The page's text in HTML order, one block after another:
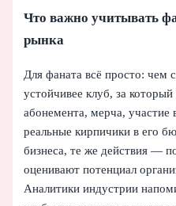
Что важно учитывать
рынка
Для фаната всё просто: чем
устойчивее клуб, за
абонемента, мерча,
реальные кирпичики в его
бизнеса, те же действия —
оценивают потенциал
Аналитики индустрии